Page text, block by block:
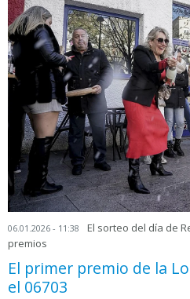
06.01.2026 - 11:38
El sorteo del día de
premios
El primer premio de la
el 06703